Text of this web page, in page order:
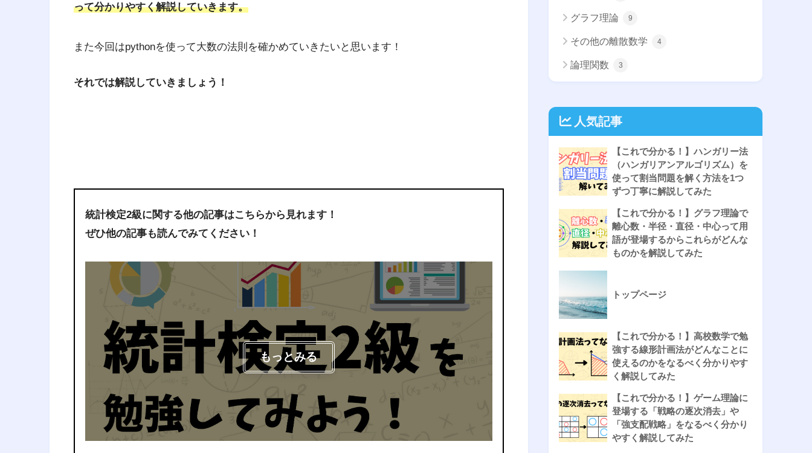
って分かりやすく解説していきます。
また今回はpythonを使って大数の法則を確かめていきたいと思います！
それでは解説していきましょう！
統計検定2級に関する他の記事はこちらから見れます！
ぜひ他の記事も読んでみてください！
もっとみる
グラフ理論 9
その他の離散数学 4
論理関数 3
人気記事
【これで分かる！】ハンガリー法
（ハンガリアンアルゴリズム）を
使って割当問題を解く方法を1つ
ずつ丁寧に解説してみた
【これで分かる！】グラフ理論で
離心数・半径・直径・中心って用
語が登場するからこれらがどんな
ものかを解説してみた
トップページ
【これで分かる！】高校数学で勉
強する線形計画法がどんなことに
使えるのかをなるべく分かりやす
く解説してみた
【これで分かる！】ゲーム理論に
登場する「戦略の逐次消去」や
「強支配戦略」をなるべく分かり
やすく解説してみた